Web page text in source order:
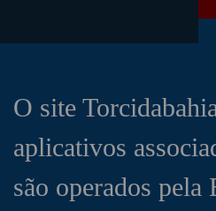
O site
aplicativos
são operados pela